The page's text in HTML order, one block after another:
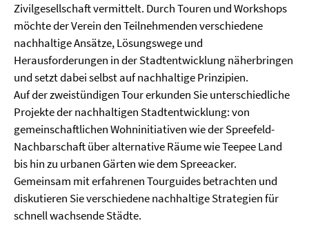
Zivilgesellschaft vermittelt. Durch Touren und Workshops
möchte der Verein den Teilnehmenden verschiedene
nachhaltige Ansätze, Lösungswege und
Herausforderungen in der Stadtentwicklung näherbringen
und setzt dabei selbst auf nachhaltige Prinzipien.
Auf der zweistündigen Tour erkunden Sie unterschiedliche
Projekte der nachhaltigen Stadtentwicklung: von
gemeinschaftlichen Wohninitiativen wie der Spreefeld-
Nachbarschaft über alternative Räume wie Teepee Land
bis hin zu urbanen Gärten wie dem Spreeacker.
Gemeinsam mit erfahrenen Tourguides betrachten und
diskutieren Sie verschiedene nachhaltige Strategien für
schnell wachsende Städte.